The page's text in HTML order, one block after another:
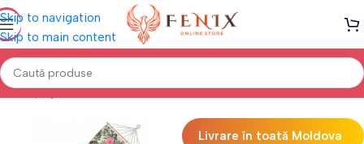
Skip to navigation
Skip to main content
Prima pagină Mobilă TERASĂ & GRĂDINĂ Hamace
Livrare în toată Moldova